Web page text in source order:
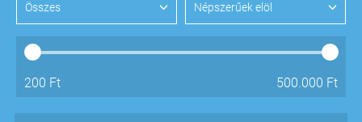
Összes Népszerűek elöl
200 Ft 500.000 Ft